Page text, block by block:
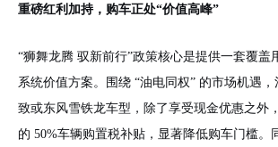
重磅红利加持，购车正处“价值高峰”
“狮舞龙腾 驭新前行”政策核心是提供一套覆盖
系统价值方案。围绕 “油电同权” 的市场机遇
致或东风雪铁龙车型，除了享受现金优惠之外
的 50%车辆购置税补贴，显著降低购车门槛。